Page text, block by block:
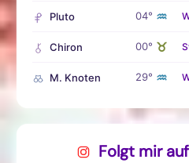
Pluto 04° ♒
Chiron 00° ♉
M. Knoten 29° ♒
Folgt mir